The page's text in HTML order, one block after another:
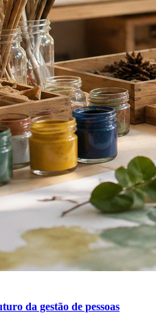
da gestão de pessoas